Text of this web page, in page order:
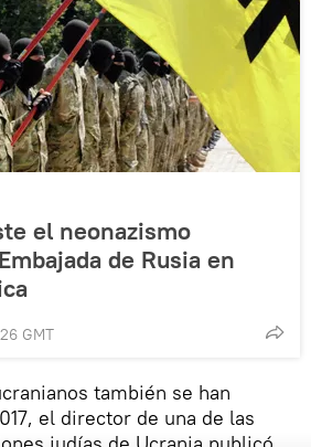
el neonazismo
de Rusia en
GMT
también se han
el director de una de las